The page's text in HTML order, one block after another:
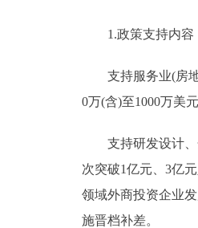
1.政策支持内容
支持服务业(房地
0万(含)至1000万美
支持研发设计、金
次突破1亿元、3亿
领域外商投资企业
施晋档补差。